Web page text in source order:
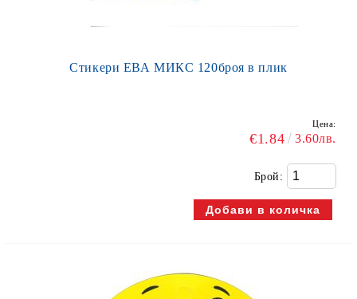
Стикери ЕВА МИКС 120броя в плик
Цена:
€1.84 3.60лв.
Брой: